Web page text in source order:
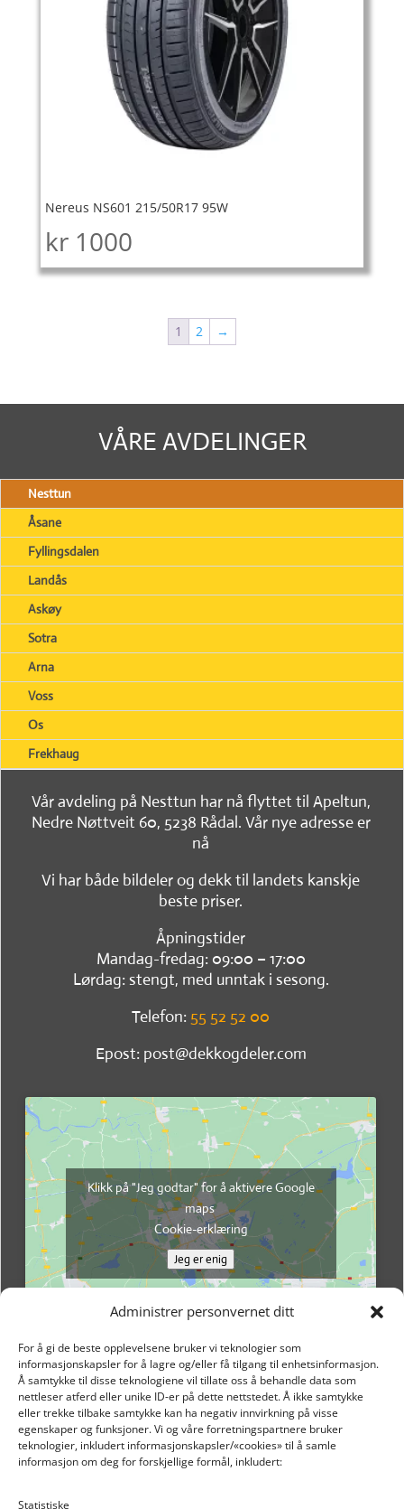
Administrer personvernet ditt
For å gi de beste opplevelsene bruker vi teknologier som
informasjonskapsler for å lagre og/eller få tilgang til enhetsinformasjon.
Å samtykke til disse teknologiene vil tillate oss å behandle data som
nettleser atferd eller unike ID-er på dette nettstedet. Å ikke samtykke
eller trekke tilbake samtykke kan ha negativ innvirkning på visse
egenskaper og funksjoner. Vi og våre forretningspartnere bruker
teknologier, inkludert informasjonskapsler/«cookies» til å samle
informasjon om deg for forskjellige formål, inkludert:
Statistiske
Nereus NS601 215/50R17 95W
kr 1000
1 2 →
VÅRE AVDELINGER
Nesttun
Åsane
Fyllingsdalen
Landås
Askøy
Sotra
Arna
Voss
Os
Frekhaug
Vår avdeling på Nesttun har nå flyttet til Apeltun,
Nedre Nøttveit 60, 5238 Rådal. Vår nye adresse er
nå
Vi har både bildeler og dekk til landets kanskje
beste priser.
Åpningstider
Mandag-fredag: 09:00 – 17:00
Lørdag: stengt, med unntak i sesong.
Telefon: 55 52 52 00
Epost: post@dekkogdeler.com
Klikk på "Jeg godtar" for å aktivere Google
maps
Cookie-erklæring
Jeg er enig